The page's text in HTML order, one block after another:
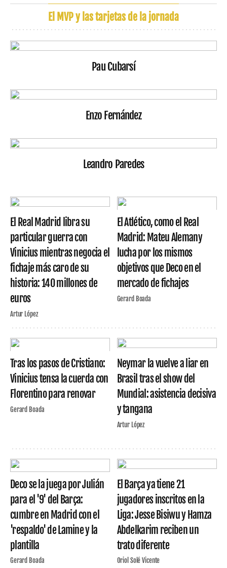
El MVP y las tarjetas de la jornada
Pau Cubarsí
Enzo Fernández
Leandro Paredes
El Real Madrid libra su
particular guerra con
Vinicius mientras negocia el
fichaje más caro de su
historia: 140 millones de
euros
Artur López
El Atlético, como el Real
Madrid: Mateu Alemany
lucha por los mismos
objetivos que Deco en el
mercado de fichajes
Gerard Boada
Tras los pasos de Cristiano:
Vinicius tensa la cuerda con
Florentino para renovar
Gerard Boada
Neymar la vuelve a liar en
Brasil tras el show del
Mundial: asistencia decisiva
y tangana
Artur López
Deco se la juega por Julián
para el '9' del Barça:
cumbre en Madrid con el
'respaldo' de Lamine y la
plantilla
Gerard Boada
El Barça ya tiene 21
jugadores inscritos en la
Liga: Jesse Bisiwu y Hamza
Abdelkarim reciben un
trato diferente
Oriol Solé Vicente